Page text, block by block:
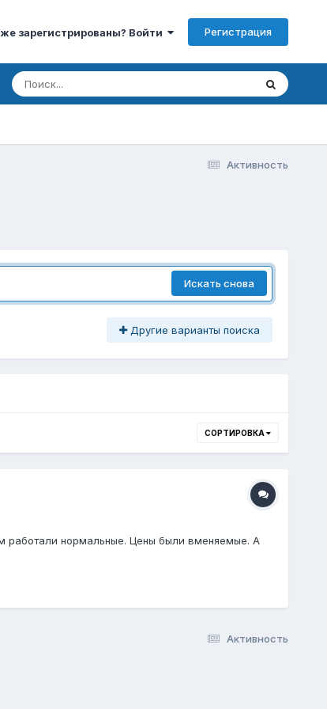
зарегистрированы? Войти Регистрация
Активность
Искать снова
Другие варианты поиска
СОРТИРОВКА
работали нормальные. Цены были вменяемые. А
Активность